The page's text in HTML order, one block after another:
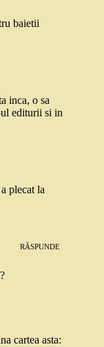
baietii
inca, o sa
editurii si in
plecat la
RĂSPUNDE
cartea asta: